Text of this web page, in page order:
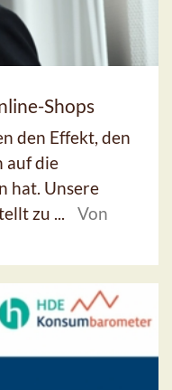
Shops
den Effekt, den
auf die
hat. Unsere
zu ...
Von